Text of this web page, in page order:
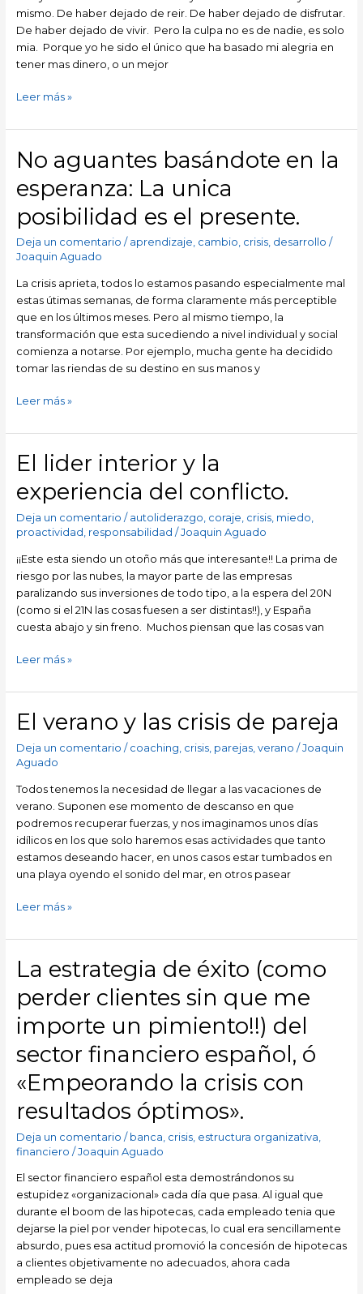
mismo. De haber dejado de reir. De haber dejado de disfrutar.
De haber dejado de vivir. Pero la culpa no es de nadie, es solo
mia. Porque yo he sido el único que ha basado mi alegria en
tener mas dinero, o un mejor
Leer más »
No aguantes basándote en la
esperanza: La unica
posibilidad es el presente.
Deja un comentario / aprendizaje, cambio, crisis, desarrollo /
Joaquin Aguado
La crisis aprieta, todos lo estamos pasando especialmente mal
estas útimas semanas, de forma claramente más perceptible
que en los últimos meses. Pero al mismo tiempo, la
transformación que esta sucediendo a nivel individual y social
comienza a notarse. Por ejemplo, mucha gente ha decidido
tomar las riendas de su destino en sus manos y
No
aguantes
basándote
la
esperanza:
La
posibilidad
es
el
presente.
Leer más »
El lider interior y la
experiencia del conflicto.
Deja un comentario / autoliderazgo coraje crisis, miedo
proactividad responsabilidad / Joaquin Aguado
¡¡Este esta siendo un otoño más que interesante!! La prima de
riesgo por las nubes, la mayor parte de las empresas
paralizando sus inversiones de todo tipo, a la espera del 20N
(como si el 21N las cosas fuesen a ser distintas!!), y España
cuesta abajo y sin freno. Muchos piensan que las cosas van
El
lider
interior
la
experiencia
del
conflicto.
Leer más »
El verano y las crisis de pareja
Deja un comentario / coaching crisis, parejas, verano / Joaquin
Aguado
Todos tenemos la necesidad de llegar a las vacaciones de
verano. Suponen ese momento de descanso en que
podremos recuperar fuerzas, y nos imaginamos unos días
idílicos en los que solo haremos esas actividades que tanto
estamos deseando hacer, en unos casos estar tumbados en
una playa oyendo el sonido del mar, en otros pasear
El
verano
y
las
crisis
pareja
Leer más »
La estrategia de éxito (como
perder clientes sin que me
importe un pimiento!!) del
sector financiero español, ó
«Empeorando la crisis con
resultados óptimos».
Deja un comentario / banca crisis, estructura organizativa
financiero /Joaquin Aguado
El sector financiero español esta demostrándonos su
estupidez «organizacional» cada día que pasa. Al igual que
durante el boom de las hipotecas, cada empleado tenia que
dejarse la piel por vender hipotecas, lo cual era sencillamente
absurdo, pues esa actitud promovió la concesión de hipotecas
a clientes objetivamente no adecuados, ahora cada
empleado se deja
La
estrategia
de
éxito
(como
perder
clientes
sin
me
importe
un
del
sector
financiero
español,
ó
«Empeorando
la